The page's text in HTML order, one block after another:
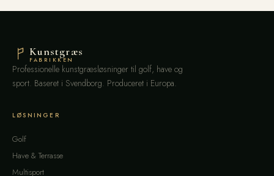
Kunstgræs
FABRIKKEN
Professionelle kunstgræsløsninger til golf, have og
sport. Baseret i Svendborg. Produceret i Europa.
LØSNINGER
Golf
Have & Terrasse
Multisport